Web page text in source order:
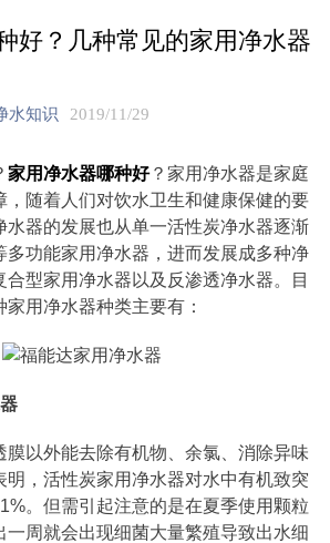
好？几种常见的家用净水器
水知识 2019/11/29
家用净水器哪种好？家用净水器是家庭
，随着人们对饮水卫生和健康保健的要
水器的发展也从单一活性炭净水器逐渐
多功能家用净水器，进而发展成多种净
合型家用净水器以及反渗透净水器。目
用净水器种类主要有：
膜以外能去除有机物、余氯、消除异味
明，活性炭家用净水器对水中有机致突
。但需引起注意的是在夏季使用颗粒
一周就会出现细菌大量繁殖导致出水细